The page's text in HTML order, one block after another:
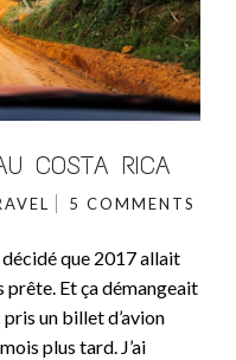
COSTA RICA
5 COMMENTS
décidé que 2017 allait
prête. Et ça démangeait
un billet d’avion
plus tard. J’ai